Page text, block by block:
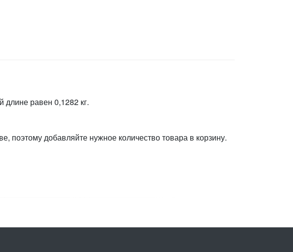
равен 0,1282 кг.
поэтому добавляйте нужное количество товара в корзину.